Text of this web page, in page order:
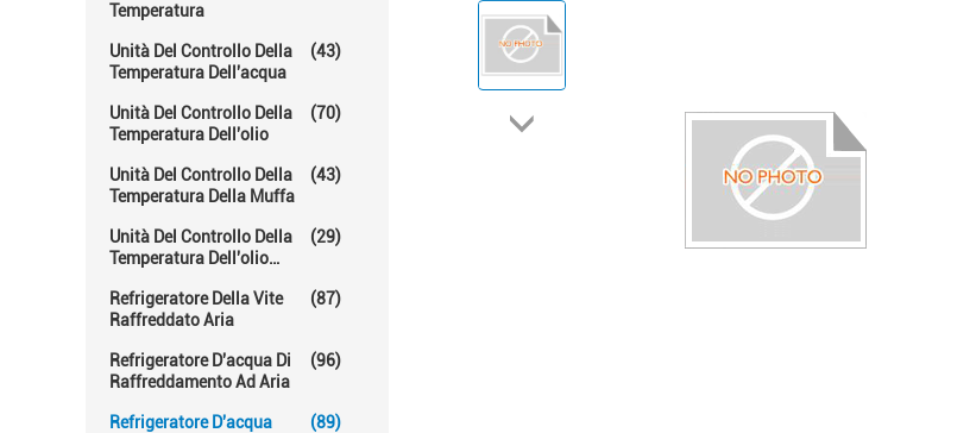
Temperatura
Unità Del Controllo Della
Temperatura Dell'acqua
(43)
Unità Del Controllo Della
Temperatura Dell'olio
(70)
Unità Del Controllo Della
Temperatura Della Muffa
(43)
Unità Del Controllo Della
Temperatura Dell'olio
(29)
Refrigeratore Della Vite
Raffreddato Aria
(87)
Refrigeratore D'acqua Di
Raffreddamento Ad Aria
(96)
Refrigeratore D'acqua
(89)